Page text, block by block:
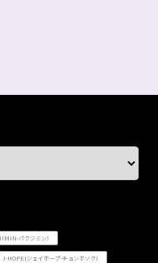
パクジミン）
J-HOPE(ジェイホープ-チョンホソク）